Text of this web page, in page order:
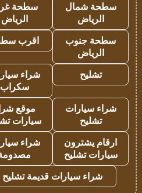
سطحة شمال
الرياض
سطحة
الرياض
سطحة جنوب
الرياض
اقرب
تشليح
شراء
سكراب
شراء سيارات
تشليح
موقع
سيارات
ارقام يشترون
سيارات تشليح
شراء
شراء سيارات قديمة تشليح